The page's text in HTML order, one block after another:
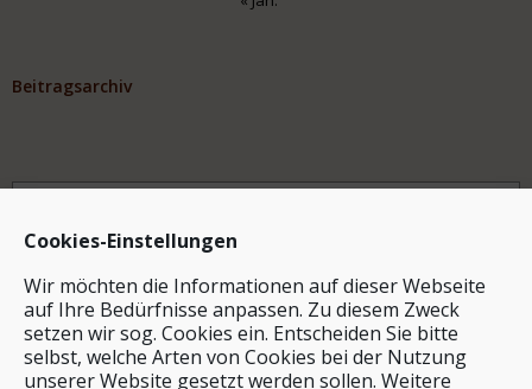
Cookies-Einstellungen
Wir möchten die Informationen auf dieser Webseite
auf Ihre Bedürfnisse anpassen. Zu diesem Zweck
setzen wir sog. Cookies ein. Entscheiden Sie bitte
selbst, welche Arten von Cookies bei der Nutzung
unserer Website gesetzt werden sollen. Weitere
Beitragsarchiv
Archiv